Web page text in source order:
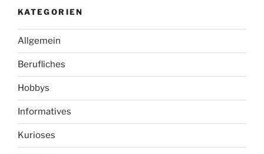
KATEGORIEN
Allgemein
Berufliches
Hobbys
Informatives
Kurioses